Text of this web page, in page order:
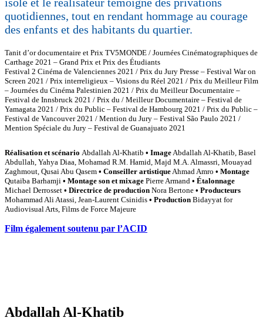
quotidiennes, tout en rendant hommage au courage
des enfants et des habitants du quartier.
Tanit d’or documentaire et Prix TV5MONDE / Journées Cinématographiques de
Carthage 2021 – Grand Prix et Prix des Étudiants
Festival 2 Cinéma de Valenciennes 2021 / Prix du Jury Presse – Festival War on
Screen 2021 / Prix interreligieux – Visions du Réel 2021 / Prix du Meilleur Film
– Journées du Cinéma Palestinien 2021 / Prix du Meilleur Documentaire –
Festival de Innsbruck 2021 / Prix du / Meilleur Documentaire – Festival de
Yamagata 2021 / Prix du Public – Festival de Hambourg 2021 / Prix du Public –
Festival de Vancouver 2021 / Mention du Jury – Festival São Paulo 2021 /
Mention Spéciale du Jury – Festival de Guanajuato 2021
Réalisation et scénario Abdallah Al-Khatib • Image Abdallah Al-Khatib, Basel
Abdullah, Yahya Diaa, Mohamad R.M. Hamid, Majd M.A. Almassri, Mouayad
Zaghmout, Qusai Abu Qasem • Conseiller artistique Ahmad Amro • Montage
Qutaiba Barhamji • Montage son et mixage Pierre Armand • Étalonnage
Michael Derrosset • Directrice de production Nora Bertone • Producteurs
Mohammad Ali Atassi, Jean-Laurent Csinidis • Production Bidayyat for
Audiovisual Arts, Films de Force Majeure
Film également soutenu par l’ACID
Abdallah Al-Khatib